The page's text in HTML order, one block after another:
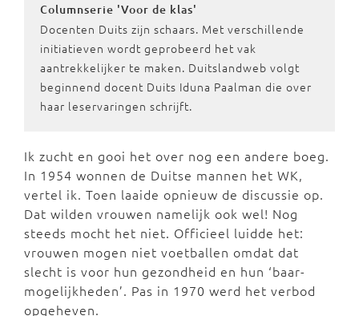
Columnserie 'Voor de klas'
Docenten Duits zijn schaars. Met verschillende
initiatieven wordt geprobeerd het vak
aantrekkelijker te maken. Duitslandweb volgt
beginnend docent Duits Iduna Paalman die over
haar leservaringen schrijft.
Ik zucht en gooi het over nog een andere boeg.
In 1954 wonnen de Duitse mannen het WK,
vertel ik. Toen laaide opnieuw de discussie op.
Dat wilden vrouwen namelijk ook wel! Nog
steeds mocht het niet. Officieel luidde het:
vrouwen mogen niet voetballen omdat dat
slecht is voor hun gezondheid en hun ‘baar-
mogelijkheden’. Pas in 1970 werd het verbod
opgeheven.